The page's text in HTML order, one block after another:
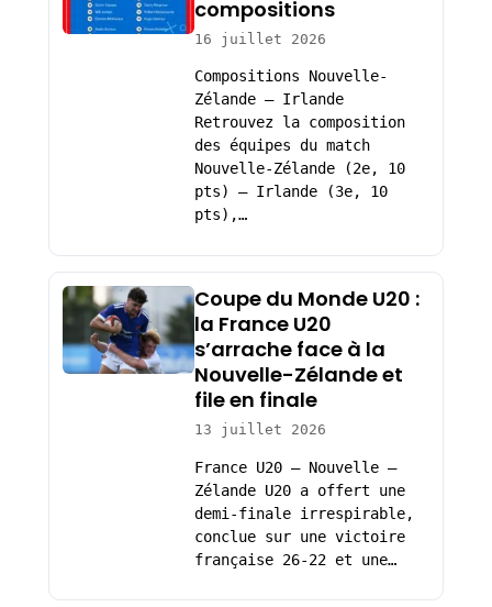
compositions
16 juillet 2026
Compositions Nouvelle-
Zélande – Irlande
Retrouvez la composition
des équipes du match
Nouvelle-Zélande (2e, 10
pts) – Irlande (3e, 10
pts),…
Coupe du Monde U20 :
la France U20
s’arrache face à la
Nouvelle-Zélande et
file en finale
13 juillet 2026
France U20 – Nouvelle –
Zélande U20 a offert une
demi-finale irrespirable,
conclue sur une victoire
française 26-22 et une…